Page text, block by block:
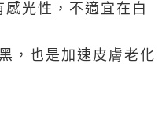
光性，不適宜在白
，也是加速皮膚老化